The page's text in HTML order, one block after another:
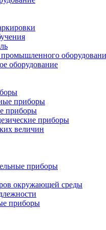
оборудование
приборы
приборы
приборы
величин
приборы
окружающей среды
приборы